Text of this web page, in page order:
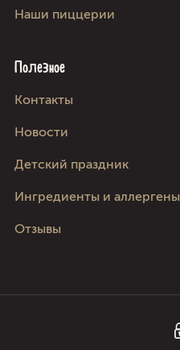
Наши пиццерии
Полезное
Kонтакты
Новости
Детский праздник
Ингредиенты и аллергены
Отзывы
Следите за нами